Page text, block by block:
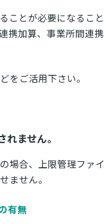
ことが必要になること
携加算、事業所間連携
をご活用下さい。
ません。
場合、上限管理ファイ
ません。
有無